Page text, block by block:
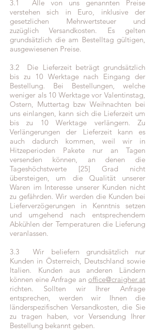
3.1 Alle von uns genannten Preise
verstehen sich in Euro, inklusive der
gesetzlichen Mehrwertsteuer und
zuzüglich Versandkosten. Es gelten
grundsätzlich die am Bestelltag gültigen,
ausgewiesenen Preise.
3.2 Die Lieferzeit beträgt grundsätzlich
bis zu 10 Werktage nach Eingang der
Bestellung. Bei Bestellungen, welche
weniger als 10 Werktage vor Valentinstag,
Ostern, Muttertag bzw Weihnachten bei
uns einlangen, kann sich die Lieferzeit um
bis zu 10 Werktage verlängern. Zu
Verlängerungen der Lieferzeit kann es
auch dadurch kommen, weil wir in
Hitzeperioden Pakete nur an Tagen
versenden können, an denen die
Tageshöchstwerte [25] Grad nicht
übersteigen, um die Qualität unserer
Waren im Interesse unserer Kunden nicht
zu gefährden. Wir werden die Kunden bei
Lieferverzögerungen in Kenntnis setzen
und umgehend nach entsprechendem
Abkühlen der Temperaturen die Lieferung
veranlassen.
3.3 Wir beliefern grundsätzlich nur
Kunden in Österreich, Deutschland sowie
Italien. Kunden aus anderen Ländern
können eine Anfrage an office@craigher.at
richten. Sollten wir Ihrer Anfrage
entsprechen, werden wir Ihnen die
länderspezifischen Versandkosten, die Sie
zu tragen haben, vor Versendung Ihrer
Bestellung bekannt geben.